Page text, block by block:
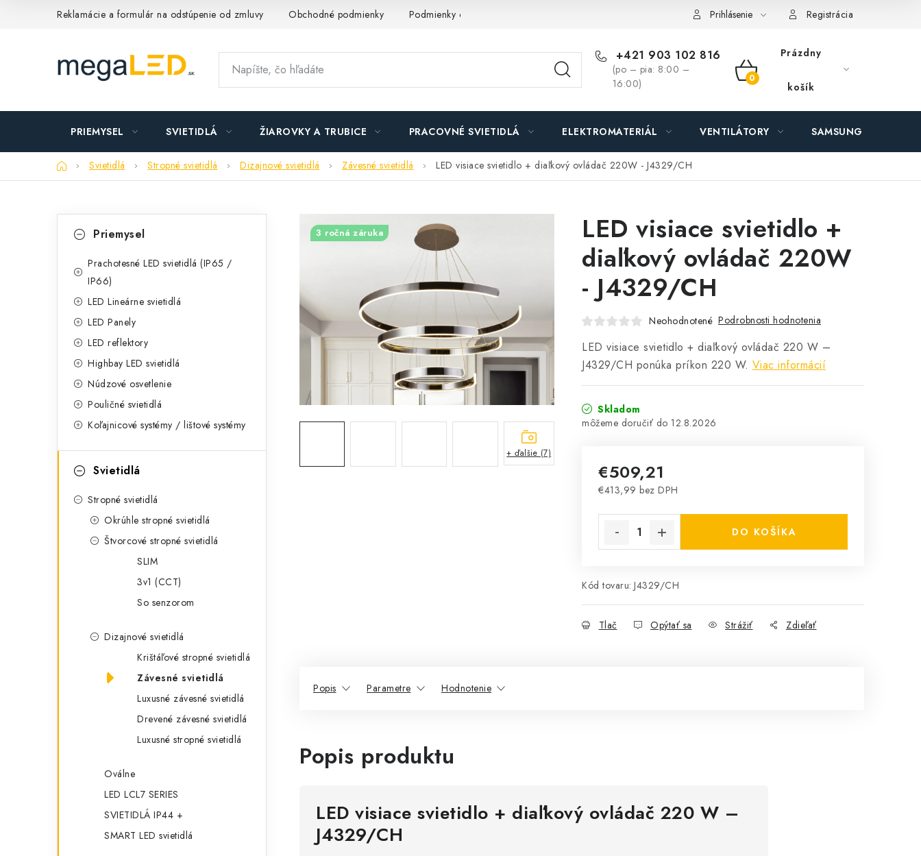
Reklamácie a formulár na odstúpenie od zmluvy Obchodné podmienky Podmienky ochrany osobných údajov O nás - MEGALED & JANTON Zákamenné Zľavy pre profíkov
Prihlásenie Registrácia
+421 903 102 816
(po – pia: 8:00 –
16:00)
NÁKUPNÝ
KOŠÍK
Prázdny
košík
PRIEMYSEL SVIETIDLÁ ŽIAROVKY A TRUBICE PRACOVNÉ SVIETIDLÁ ELEKTROMATERIÁL VENTILÁTORY SAMSUNG SVIETIDLÁ
DomovSvietidlá Stropné svietidlá Dizajnové svietidlá Závesné svietidlá LED visiace svietidlo + diaľkový ovládač 220W - J4329/CH
l
kategóriePriemysel
Prachotesné LED svietidlá (IP65 /
IP66)
LED Lineárne svietidlá
LED Panely
LED reflektory
Highbay LED svietidlá
Núdzové osvetlenie
Pouličné svietidlá
Koľajnicové systémy / lištové systémy
Svietidlá
Stropné svietidlá
Okrúhle stropné svietidlá
Štvorcové stropné svietidlá
SLIM
3v1 (CCT)
So senzorom
Dizajnové svietidlá
Krištáľové stropné svietidlá
Závesné svietidlá
Luxusné závesné svietidlá
Drevené závesné svietidlá
Luxusné stropné svietidlá
Oválne
LED LCL7 SERIES
SVIETIDLÁ IP44 +
SMART LED svietidlá
LED visiace svietidlo +
diaľkový ovládač 220W
- J4329/CH
Neohodnotené Podrobnosti hodnotenia
LED visiace svietidlo + diaľkový ovládač 220 W –
J4329/CH ponúka príkon 220 W. Viac informácií
Skladom
12.8.2026
€509,21
€413,99 bez DPH
DO KOŠÍKA
Kód tovaru: J4329/CH
Tlač Opýtať sa Strážiť Zdieľať
3 ročná záruka
+ ďalšie (7)
Popis Parametre Hodnotenie
Popis produktu
LED visiace svietidlo + diaľkový ovládač 220 W –
J4329/CH